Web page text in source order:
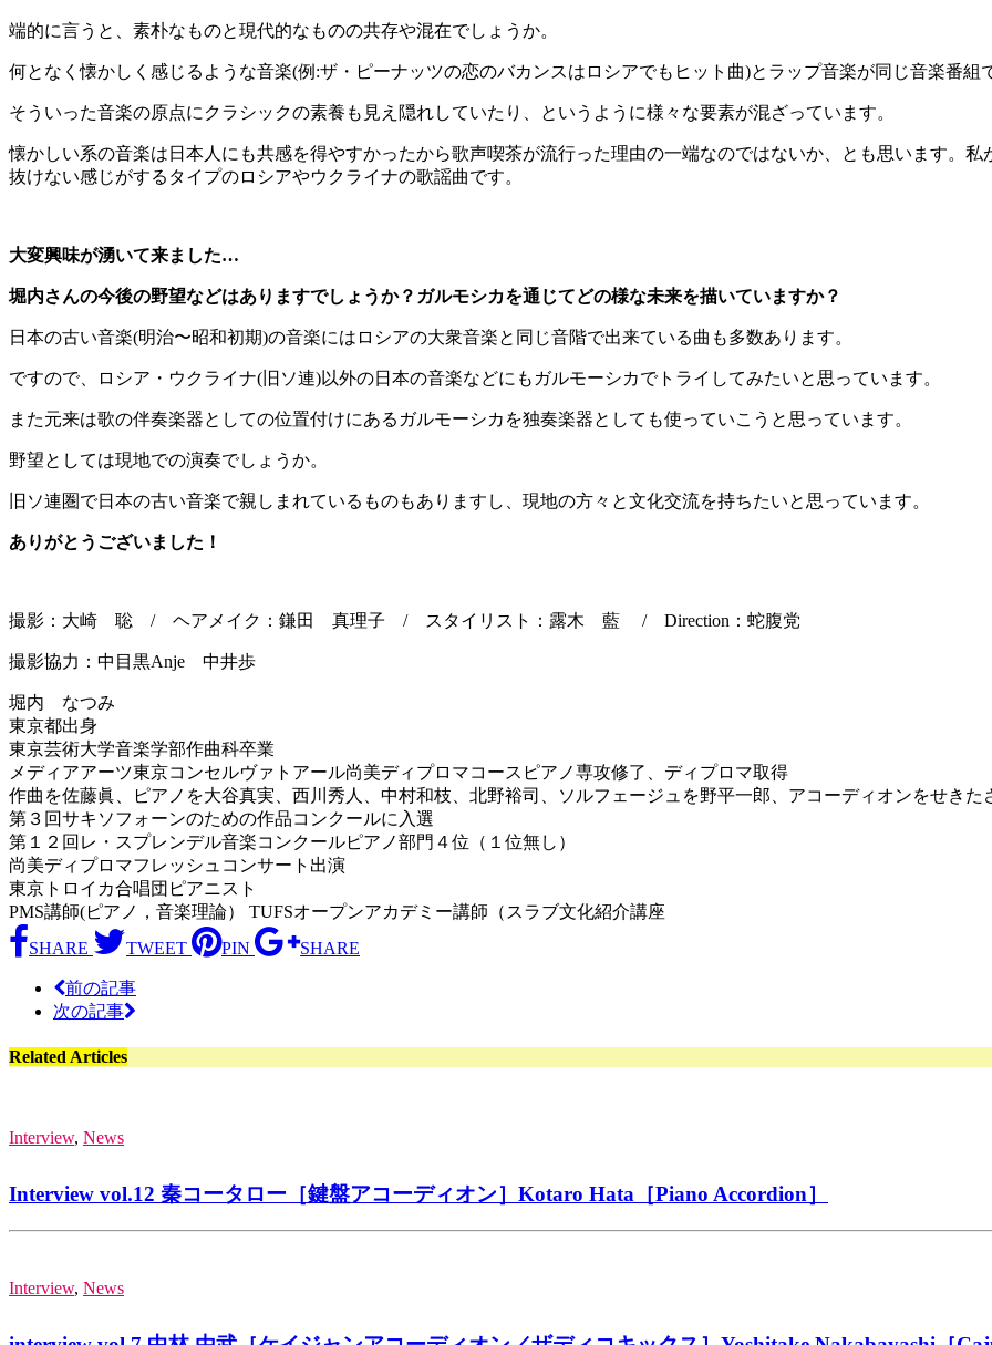
端的に言うと、素朴なものと現代的なものの共存や混在でしょうか。
何となく懐かしく感じるような音楽(例:ザ・ピーナッツの恋のバカンスはロシアでもヒット曲)とラップ音楽が同じ音楽番組
そういった音楽の原点にクラシックの素養も見え隠れしていたり、というように様々な要素が混ざっています。
懐かしい系の音楽は日本人にも共感を得やすかったから歌声喫茶が流行った理由の一端なのではないか、とも思います。
抜けない感じがするタイプのロシアやウクライナの歌謡曲です。
大変興味が湧いて来ました…
堀内さんの今後の野望などはありますでしょうか？ ガルモシカを通じてどの様な未来を描いていますか？
日本の古い音楽(明治〜昭和初期)の音楽にはロシアの大衆音楽と同じ音階で出来ている曲も多数あります。
ですので、ロシア・ウクライナ(旧ソ連)以外の日本の音楽などにもガルモーシカでトライしてみたいと思っています。
また元来は歌の伴奏楽器としての位置付けにあるガルモーシカを独奏楽器としても使っていこうと思っています。
野望としては現地での演奏でしょうか。
旧ソ連圏で日本の古い音楽で親しまれているものもありますし、現地の方々と文化交流を持ちたいと思っています。
ありがとうございました！
撮影：大崎 聡 / ヘアメイク：鎌田 真理子 / スタイリスト：露木 藍 / Direction：蛇腹党
撮影協力：中目黒Anje 中井歩
堀内 なつみ
東京都出身
東京芸術大学音楽学部作曲科卒業
メディアアーツ東京コンセルヴァトアール尚美ディプロマコースピアノ専攻修了、ディプロマ取得
作曲を佐藤眞、ピアノを大谷真実、西川秀人、中村和枝、 北野裕司、ソルフェージュを野平一郎、 アコーディオンをせきた
第３回サキソフォーンのための作品コンクールに入選
第１２回レ・スプレンデル音楽コンクールピアノ部門４位（ １位無し）
尚美ディプロマフレッシュコンサート出演
東京トロイカ合唱団ピアニスト
PMS講師(ピアノ，音楽理論） TUFSオープンアカデミー講師（スラブ文化紹介講座
SHARE
TWEET PIN SHARE
前の記事
次の記事
Related Articles
Interview, News
Interview vol.12 秦コータロー［鍵盤アコーディオン］Kotaro Hata［Piano Accordion］
Interview, News